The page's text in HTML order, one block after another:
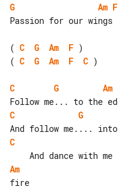
G
Am F
Passion for our wings
( C G Am F
( C G Am F C )
C G Am
C
G
C
Am